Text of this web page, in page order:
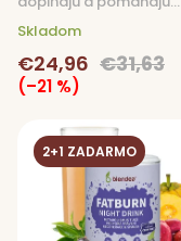
€24,96 €31,63
(–21 %)
Skladom
2+1 ZADARMO